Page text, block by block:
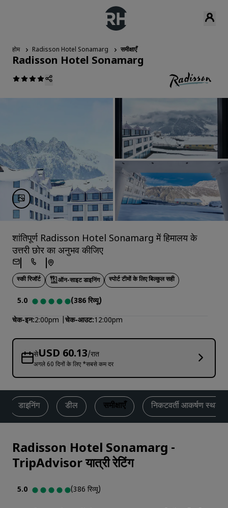
होम Radisson Hotel Sonamarg समीक्षाएँ
Radisson Hotel Sonamarg
शांतिपूर्ण Radisson Hotel Sonamarg में हिमालय के
उत्तरी छोर का अनुभव कीजिए
स्की रिजॉर्ट ऑन-साइट डाइनिंग स्‍पोर्ट टीमों के लिए बिल्कुल सही
5.0
(386 रिव्यू)
चेक-इन 2:00pm चेक-आउट 12:00pm
सेUSD 60.13/रात
अगले 60 दिनों के लिए *सबसे कम दर
डाइनिंग डील समीक्षाएँ निकटवर्ती आकर्षण स्थल
Radisson Hotel Sonamarg -
TripAdvisor यात्री रेटिंग
5.0 (386 रिव्यू)